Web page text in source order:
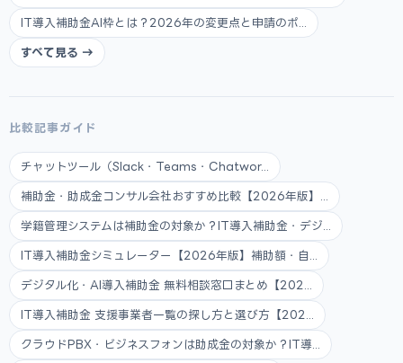
IT導入補助金AI枠とは？2026年の変更点と申請のポ...
すべて見る →
比較記事ガイド
チャットツール（Slack・Teams・Chatwor...
補助金・助成金コンサル会社おすすめ比較【2026年版】...
学籍管理システムは補助金の対象か？IT導入補助金・デジ...
IT導入補助金シミュレーター【2026年版】補助額・自...
デジタル化・AI導入補助金 無料相談窓口まとめ【202...
IT導入補助金 支援事業者一覧の探し方と選び方【202...
クラウドPBX・ビジネスフォンは助成金の対象か？IT導...